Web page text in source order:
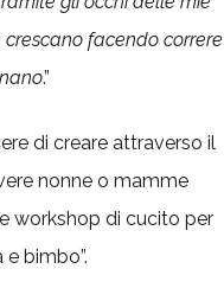
facendo
.”
di creare attraverso il
nonne o mamme
workshop di cucito per
bimbo”.